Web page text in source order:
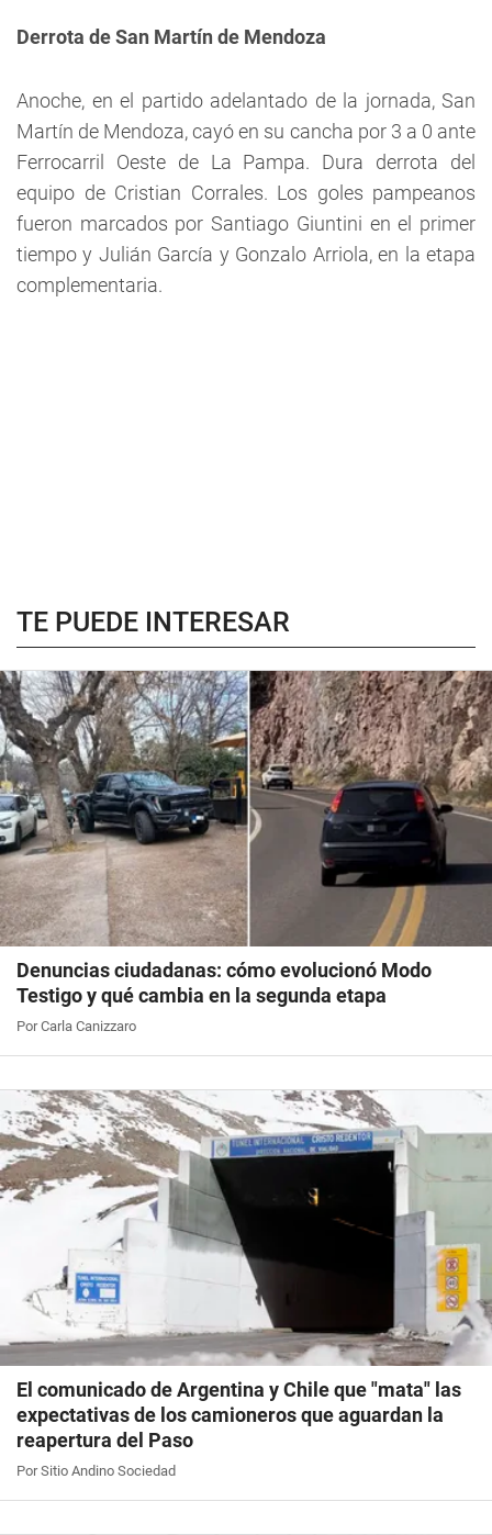
Derrota de San Martín de Mendoza
Anoche, en el partido adelantado de la jornada, San
Martín de Mendoza, cayó en su cancha por 3 a 0 ante
Ferrocarril Oeste de La Pampa. Dura derrota del
equipo de Cristian Corrales. Los goles pampeanos
fueron marcados por Santiago Giuntini en el primer
tiempo y Julián García y Gonzalo Arriola, en la etapa
complementaria.
TE PUEDE INTERESAR
Denuncias ciudadanas: cómo evolucionó Modo
Testigo y qué cambia en la segunda etapa
Por Carla Canizzaro
El comunicado de Argentina y Chile que "mata" las
expectativas de los camioneros que aguardan la
reapertura del Paso
Por Sitio Andino Sociedad